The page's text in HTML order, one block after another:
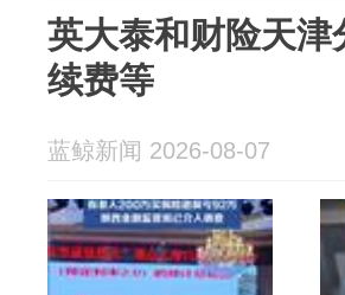
英大泰和财险天津
续费等
蓝鲸新闻 2026-08-07